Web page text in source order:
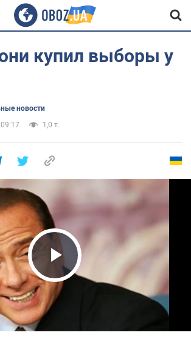
купил выборы у
новости
1,0 т.
Play Video